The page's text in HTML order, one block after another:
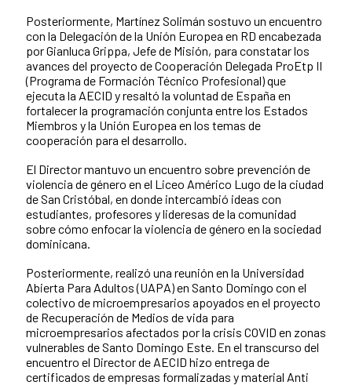
Posteriormente, Martínez Solimán sostuvo un encuentro
con la Delegación de la Unión Europea en RD encabezada
por Gianluca Grippa, Jefe de Misión, para constatar los
avances del proyecto de Cooperación Delegada ProEtp II
(Programa de Formación Técnico Profesional) que
ejecuta la AECID y resaltó la voluntad de España en
fortalecer la programación conjunta entre los Estados
Miembros y la Unión Europea en los temas de
cooperación para el desarrollo.
El Director mantuvo un encuentro sobre prevención de
violencia de género en el Liceo Américo Lugo de la ciudad
de San Cristóbal, en donde intercambió ideas con
estudiantes, profesores y lideresas de la comunidad
sobre cómo enfocar la violencia de género en la sociedad
dominicana.
Posteriormente, realizó una reunión en la Universidad
Abierta Para Adultos (UAPA) en Santo Domingo con el
colectivo de microempresarios apoyados en el proyecto
de Recuperación de Medios de vida para
microempresarios afectados por la crisis COVID en zonas
vulnerables de Santo Domingo Este. En el transcurso del
encuentro el Director de AECID hizo entrega de
certificados de empresas formalizadas y material Anti